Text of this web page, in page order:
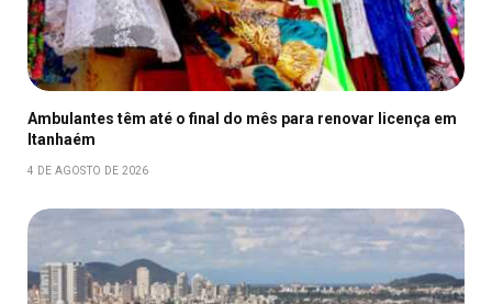
Ambulantes têm até o final do mês para renovar licença em
Itanhaém
4 DE AGOSTO DE 2026